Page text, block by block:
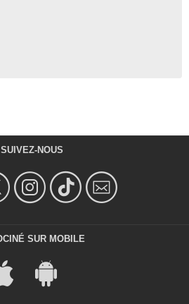
SUIVEZ-NOUS
SUR MOBILE